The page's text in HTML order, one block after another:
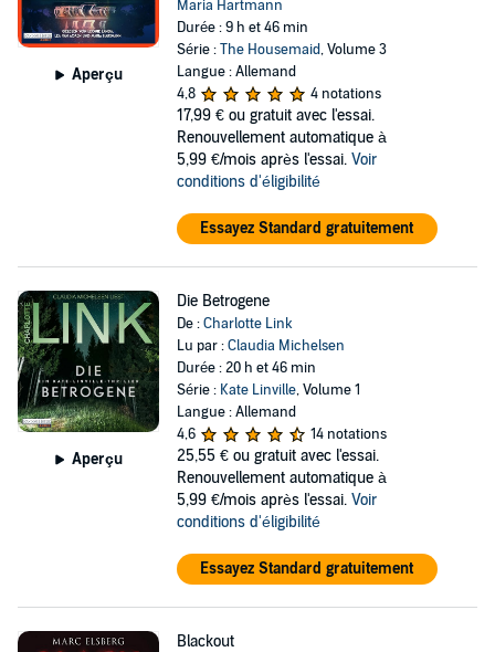
Aperçu
Maria Hartmann
Durée : 9 h et 46 min
Série :The Housemaid, Volume 3
Langue : Allemand
4,8
4 notations
17,99 € ou gratuit avec l'essai.
Renouvellement automatique à
5,99 €/mois après l'essai. Voir
conditions d'éligibilité
Essayez Standard gratuitement
Aperçu
Die Betrogene
De :Charlotte Link
Lu par :Claudia Michelsen
Durée : 20 h et 46 min
Série : Kate Linville, Volume 1
Langue : Allemand
4,6
14 notations
25,55 € ou gratuit avec l'essai.
Renouvellement automatique à
5,99 €/mois après l'essai. Voir
conditions d'éligibilité
Essayez Standard gratuitement
Blackout